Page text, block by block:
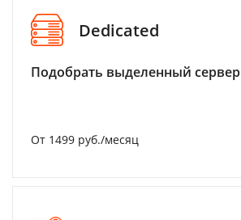
Dedicated
Подобрать выделенный сервер
От 1499 руб./месяц